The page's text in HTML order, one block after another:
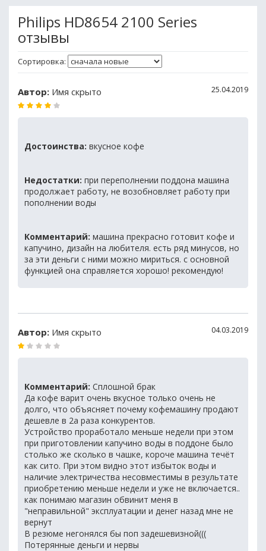
Philips HD8654 2100 Series
отзывы
Сортировка:
Автор: Имя скрыто 25.04.2019
Достоинства: вкусное кофе
Недостатки: при переполнении поддона машина
продолжает работу, не возобновляет работу при
пополнении воды
Комментарий: машина прекрасно готовит кофе и
капучино, дизайн на любителя. есть ряд минусов, но
за эти деньги с ними можно мириться. с основной
функцией она справляется хорошо! рекомендую!
Автор: Имя скрыто 04.03.2019
Комментарий: Сплошной брак
Да кофе варит очень вкусное только очень не
долго, что объясняет почему кофемашину продают
дешевле в 2а раза конкурентов.
Устройство проработало меньше недели при этом
при приготовлении капучино воды в поддоне было
столько же сколько в чашке, короче машина течёт
как сито. При этом видно этот избыток воды и
наличие электричества несовместимы в результате
приобретению меньше недели и уже не включается..
как понимаю магазин обвинит меня в
"неправильной" эксплуатации и денег назад мне не
вернут
В резюме негонялся бы поп задешевизной(((
Потерянные деньги и нервы